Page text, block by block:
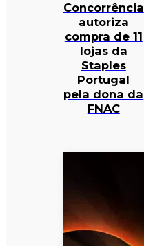
Concorrência
autoriza
compra de 11
lojas da
Staples
Portugal
pela dona da
FNAC